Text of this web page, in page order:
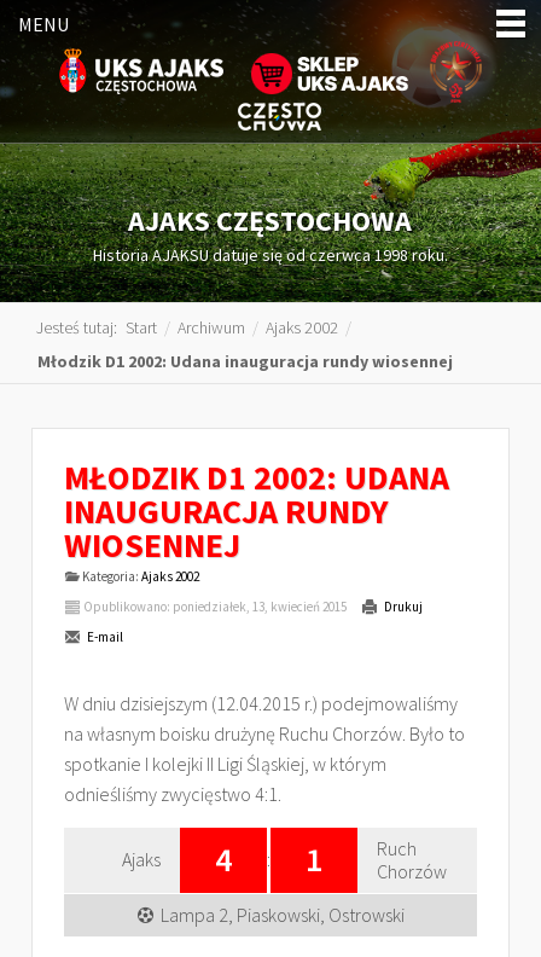
MENU
AJAKS CZĘSTOCHOWA
Historia AJAKSU datuje się od czerwca 1998 roku.
Jesteś tutaj: Start / Archiwum / Ajaks 2002 /
Młodzik D1 2002: Udana inauguracja rundy wiosennej
MŁODZIK D1 2002: UDANA
INAUGURACJA RUNDY
WIOSENNEJ
Kategoria: Ajaks 2002
Opublikowano: poniedziałek, 13, kwiecień 2015
Drukuj
E-mail
W dniu dzisiejszym (12.04.2015 r.) podejmowaliśmy
na własnym boisku drużynę Ruchu Chorzów. Było to
spotkanie I kolejki II Ligi Śląskiej, w którym
odnieśliśmy zwycięstwo 4:1.
Ajaks 4 : 1
Ruch
Chorzów
Lampa 2, Piaskowski, Ostrowski